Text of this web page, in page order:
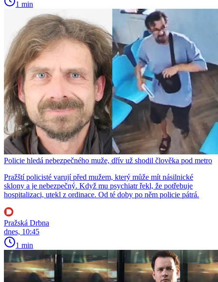
1 min
Policie hledá nebezpečného muže, dřív už shodil člověka pod metro
Pražští policisté varují před mužem, který může mít násilnické
sklony a je nebezpečný. Když mu psychiatr řekl, že potřebuje
hospitalizaci, utekl z ordinace. Od té doby po něm policie pátrá.
Pražská Drbna
dnes, 10:45
1 min